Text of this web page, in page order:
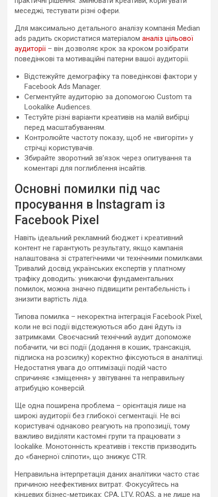
меседжі, тестувати різні офери.
Для максимально детального аналізу компанія Median
ads радить скористатися матеріалом аналіз цільової
аудиторії – він дозволяє крок за кроком розібрати
поведінкові та мотиваційні патерни вашої аудиторії.
Відстежуйте демографіку та поведінкові фактори у
Facebook Ads Manager.
Сегментуйте аудиторію за допомогою Custom та
Lookalike Audiences.
Тестуйте різні варіанти креативів на малій вибірці
перед масштабуванням.
Контролюйте частоту показу, щоб не «вигоріти» у
стрічці користувачів.
Збирайте зворотний зв’язок через опитування та
коментарі для поглиблення інсайтів.
Основні помилки під час
просування в Instagram із
Facebook Pixel
Навіть ідеальний рекламний бюджет і креативний
контент не гарантують результату, якщо кампанія
налаштована зі стратегічними чи технічними помилками.
Тривалий досвід українських експертів у платному
трафіку доводить: уникаючи фундаментальних
помилок, можна значно підвищити рентабельність і
знизити вартість ліда.
Типова помилка – некоректна інтеграція Facebook Pixel,
коли не всі події відстежуються або дані йдуть із
затримками. Своєчасний технічний аудит допоможе
побачити, чи всі події (додання в кошик, трансакція,
підписка на розсилку) коректно фіксуються в аналітиці.
Недостатня увага до оптимізації подій часто
спричиняє «зміщення» у звітуванні та неправильну
атрибуцію конверсій.
Ще одна поширена проблема – орієнтація лише на
широкі аудиторії без глибокої сегментації. Не всі
користувачі однаково реагують на пропозиції, тому
важливо виділяти кастомні групи та працювати з
lookalike. Монотонність креативів і текстів призводить
до «банерної сліпоти», що знижує CTR.
Неправильна інтерпретація даних аналітики часто стає
причиною неефективних витрат. Фокусуйтесь на
кінцевих бізнес-метриках: CPA, LTV, ROAS, а не лише на